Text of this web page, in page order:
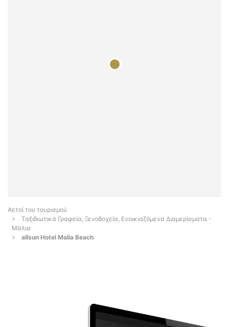
Αετοί του τουρισμού
Ταξιδιωτικά Γραφεία, Ξενοδοχεία, Ενοικιαζόμενα Διαμερίσματα -
Μάλια
allsun Hotel Malia Beach